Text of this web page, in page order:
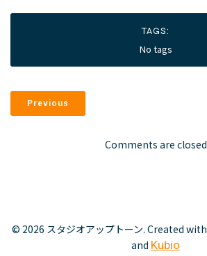
TAGS:
No tags
Previous
Comments are closed
© 2026 スタジオアップトーン. Created with
and Kubio